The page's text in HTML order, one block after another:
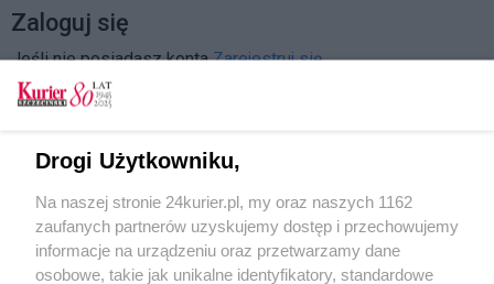
Zaloguj się
Jeśli nie posiadasz kontaZarejestruj się
Drogi Użytkowniku,
Na naszej stronie 24kurier.pl, my oraz naszych 1162
zaufanych partnerów uzyskujemy dostęp i przechowujemy
informacje na urządzeniu oraz przetwarzamy dane
osobowe, takie jak unikalne identyfikatory, standardowe